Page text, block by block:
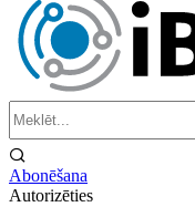
Abonēšana
Autorizēties